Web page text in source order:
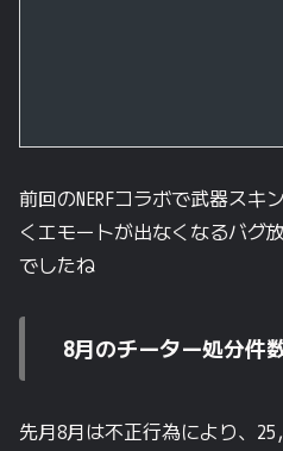
前回のNERFコラボで武器スキ
くエモートが出なくなるバグ
でしたね
8月のチーター処分件
先月8月は不正行為により、